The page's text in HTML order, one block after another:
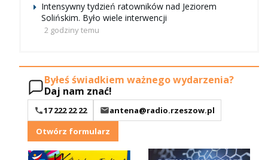
Intensywny tydzień ratowników nad Jeziorem
Solińskim. Było wiele interwencji
2 godziny temu
Byłeś świadkiem ważnego wydarzenia?
Daj nam znać!
17 222 22 22
antena@radio.rzeszow.pl
Otwórz formularz